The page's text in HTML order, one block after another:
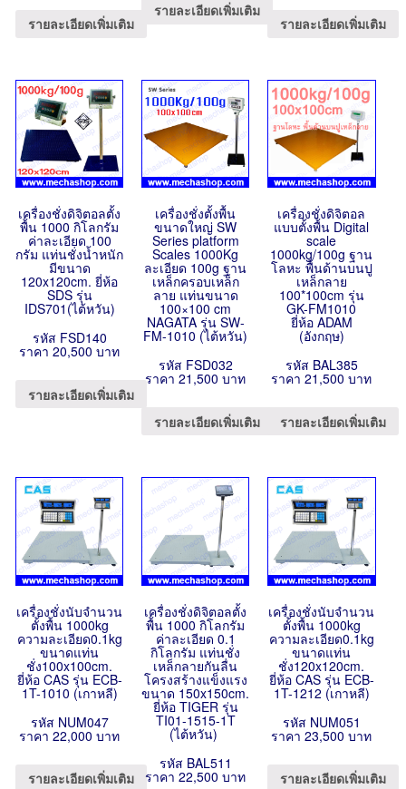
รายละเอียดเพิ่มเติม
รายละเอียดเพิ่มเติม
รายละเอียดเพิ่มเติม
เครื่องชั่งดิจิตอลตั้ง
พื้น 1000 กิโลกรัม
ค่าละเอียด 100
กรัม แท่นชั่งน้ำหนัก
มีขนาด
120x120cm. ยี่ห้อ
SDS รุ่น
IDS701(ไต้หวัน)
รหัส FSD140
ราคา 20,500 บาท
รายละเอียดเพิ่มเติม
เครื่องชั่งตั้งพื้น
ขนาดใหญ่ SW
Series platform
Scales 1000Kg
ละเอียด 100g ฐาน
เหล็กครอบเหล็ก
ลาย แท่นขนาด
100×100 cm
NAGATA รุ่น SW-
FM-1010 (ไต้หวัน)
รหัส FSD032
ราคา 21,500 บาท
รายละเอียดเพิ่มเติม
เครื่องชั่งดิจิตอล
แบบตั้งพื้น Digital
scale
1000kg/100g ฐาน
โลหะ พื้นด้านบนปู
เหล็กลาย
100*100cm รุ่น
GK-FM1010
ยี่ห้อ ADAM
(อังกฤษ)
รหัส BAL385
ราคา 21,500 บาท
รายละเอียดเพิ่มเติม
เครื่องชั่งนับจำนวน
ตั้งพื้น 1000kg
ความละเอียด0.1kg
ขนาดแท่น
ชั่ง100x100cm.
ยี่ห้อ CAS รุ่น ECB-
1T-1010 (เกาหลี)
รหัส NUM047
ราคา 22,000 บาท
รายละเอียดเพิ่มเติม
เครื่องชั่งดิจิตอลตั้ง
พื้น 1000 กิโลกรัม
ค่าละเอียด 0.1
กิโลกรัม แท่นชั่ง
เหล็กลายกันลื่น
โครงสร้างแข็งแรง
ขนาด 150x150cm.
ยี่ห้อ TIGER รุ่น
TI01-1515-1T
(ไต้หวัน)
รหัส BAL511
ราคา 22,500 บาท
เครื่องชั่งนับจำนวน
ตั้งพื้น 1000kg
ความละเอียด0.1kg
ขนาดแท่น
ชั่ง120x120cm.
ยี่ห้อ CAS รุ่น ECB-
1T-1212 (เกาหลี)
รหัส NUM051
ราคา 23,500 บาท
รายละเอียดเพิ่มเติม